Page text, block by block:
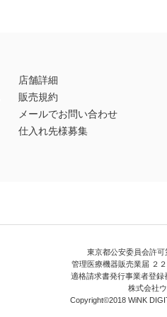
店舗詳細
販売規約
メールでお問い合わせ
仕入れ先様募集
東京都公安委員会許可
管理医療機器販売業届 ２
適格請求書発行事業者登
株式会社
Copyright©2018 WiNK